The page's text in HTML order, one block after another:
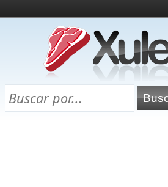
¿Qué es esto?
Directorio
Chuletas para exámenes